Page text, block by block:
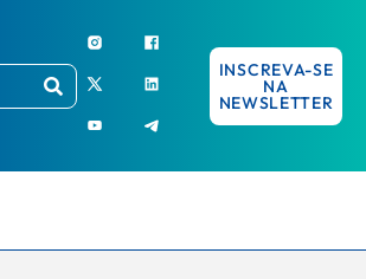
INSCREVA-SE
NA
NEWSLETTER